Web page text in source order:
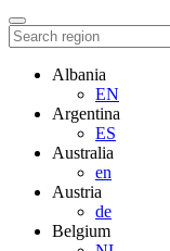
Albania
EN
Argentina
ES
Australia
en
Austria
de
Belgium